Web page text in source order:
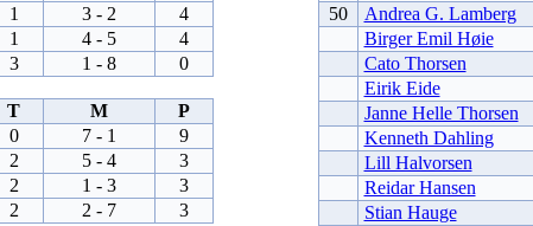
1 3 - 2
4
1 4 - 5
4
3 1 - 8 0
T M
P
0 7 - 1
9
2 5 - 4
3
2 1 - 3
3
2 2 - 7 3
50
Andrea G. Lamberg
Birger Emil Høie
Cato Thorsen
Eirik Eide
Janne Helle Thorsen
Kenneth Dahling
Lill Halvorsen
Reidar Hansen
Stian Hauge